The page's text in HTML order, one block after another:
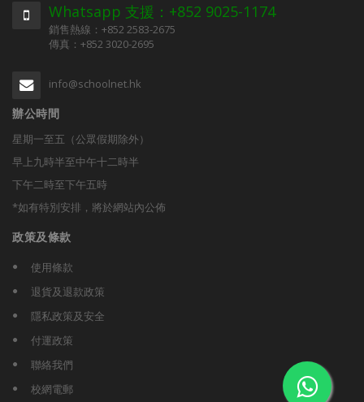
Whatsapp 支援：+852 9025-1174
銷售熱線：+852 2583-2675
傳真：+852 3020-2695
info@schoolnet.hk
辦公時間
星期一至五（公眾假期除外）
早上九時半至中午十二時半
下午二時至下午五時
*如有特別安排，將於網站內公佈
政策及條款
使用條款
退貨及退款政策
隱私政策及安全
付運政策
聯絡我們
校網電郵